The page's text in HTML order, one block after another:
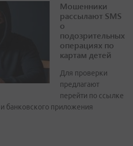
Мошенники
рассылают SMS
о
подозрительных
операциях по
картам детей
Для проверки
предлагают
перейти по ссылке
банковского приложения